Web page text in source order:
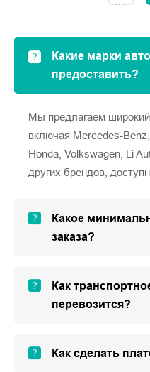
Какие марки
предоставить?
Мы предлагаем
включая Mercedes-
Honda, Volkswagen, Li
других брендов,
Какое
заказа?
Как
перевозится?
Как сделать